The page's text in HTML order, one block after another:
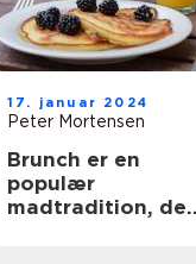
17. januar 2024
Peter Mortensen
Brunch er en
populær
madtradition, der